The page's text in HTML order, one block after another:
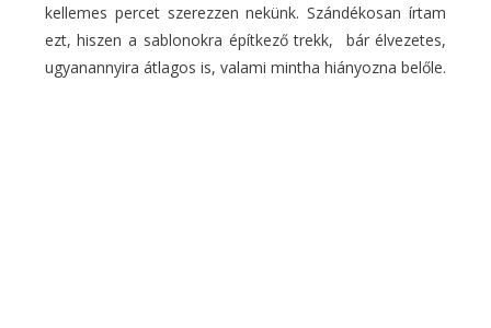
kellemes percet szerezzen nekünk. Szándékosan írtam
ezt, hiszen a sablonokra építkező trekk, bár élvezetes,
ugyanannyira átlagos is, valami mintha hiányozna belőle.